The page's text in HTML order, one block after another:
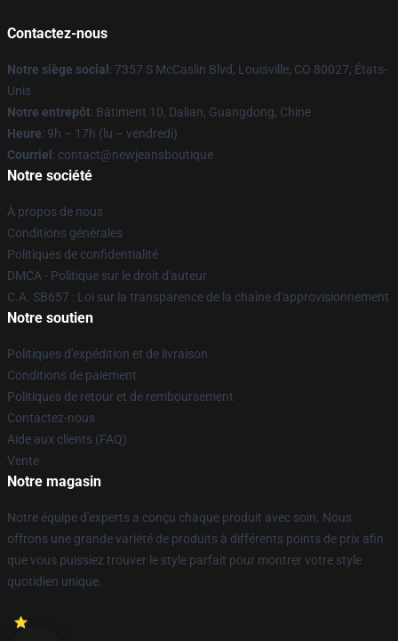
Contactez-nous
Notre siège social : 7357 S McCaslin Blvd, Louisville, CO 80027, États-
Unis
Notre entrepôt: Bâtiment 10, Dalian, Guangdong, Chine
Heure: 9h – 17h (lu – vendredi)
Courriel : contact@newjeansboutique
Notre société
À propos de nous
Conditions générales
Politiques de confidentialité
DMCA - Politique sur le droit d'auteur
C.A. SB657 : Loi sur la transparence de la chaîne d'approvisionnement
Notre soutien
Politiques d'expédition et de livraison
Conditions de paiement
Politiques de retour et de remboursement
Contactez-nous
Aide aux clients (FAQ)
Vente
Notre magasin
Notre équipe d'experts a conçu chaque produit avec soin. Nous
offrons une grande variété de produits à différents points de prix afin
que vous puissiez trouver le style parfait pour montrer votre style
quotidien unique.